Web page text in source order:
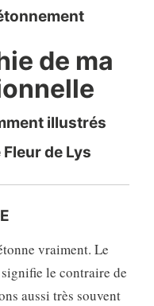
de ma
illustrés
de Lys
vraiment. Le
le contraire de
aussi très souvent